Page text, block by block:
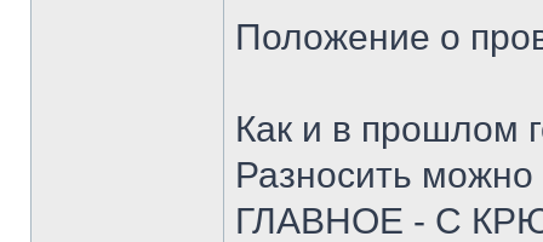
Положение о
Как и в прошлом
Разносить можно
ГЛАВНОЕ - С